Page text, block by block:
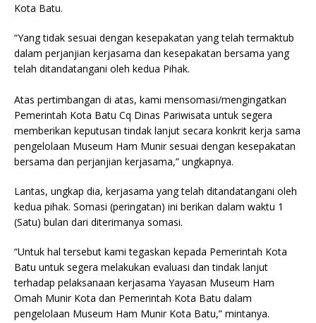
Kota Batu.
“Yang tidak sesuai dengan kesepakatan yang telah termaktub
dalam perjanjian kerjasama dan kesepakatan bersama yang
telah ditandatangani oleh kedua Pihak.
Atas pertimbangan di atas, kami mensomasi/mengingatkan
Pemerintah Kota Batu Cq Dinas Pariwisata untuk segera
memberikan keputusan tindak lanjut secara konkrit kerja sama
pengelolaan Museum Ham Munir sesuai dengan kesepakatan
bersama dan perjanjian kerjasama,” ungkapnya.
Lantas, ungkap dia, kerjasama yang telah ditandatangani oleh
kedua pihak. Somasi (peringatan) ini berikan dalam waktu 1
(Satu) bulan dari diterimanya somasi.
“Untuk hal tersebut kami tegaskan kepada Pemerintah Kota
Batu untuk segera melakukan evaluasi dan tindak lanjut
terhadap pelaksanaan kerjasama Yayasan Museum Ham
Omah Munir Kota dan Pemerintah Kota Batu dalam
pengelolaan Museum Ham Munir Kota Batu,” mintanya.